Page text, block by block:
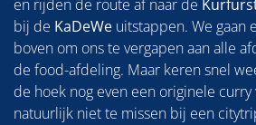
en rijden de route af naar de
bij de KaDeWe uitstappen. We gaan
boven om ons te vergapen aan alle
de food-afdeling. Maar keren snel
de hoek nog even een originele curry
natuurlijk niet te missen bij een